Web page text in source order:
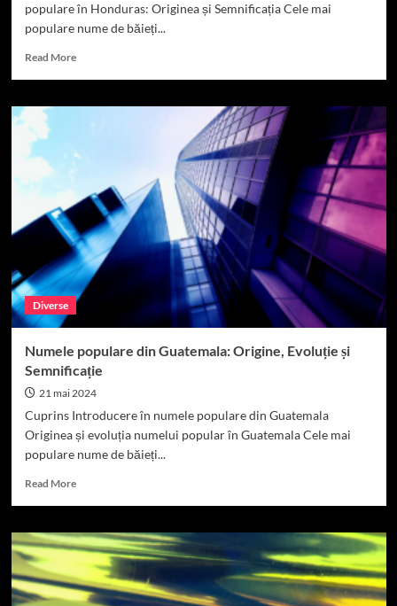
populare în Honduras: Originea și Semnificația Cele mai
populare nume de băieți...
Read MoreRead
Numele
Honduras:
Semnificație
Diverse
Numele populare din Guatemala: Origine, Evoluție și
Semnificație
21 mai 2024
Cuprins Introducere în numele populare din Guatemala
Originea și evoluția numelui popular în Guatemala Cele mai
populare nume de băieți...
Read MoreRead
Numele
populare
din
Guatemala:
Origine,